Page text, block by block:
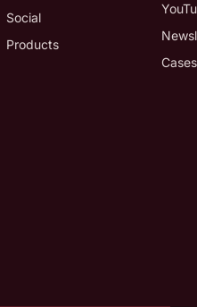
Social
Products
Cases